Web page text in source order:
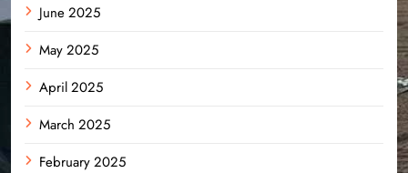
June 2025
May 2025
April 2025
March 2025
February 2025